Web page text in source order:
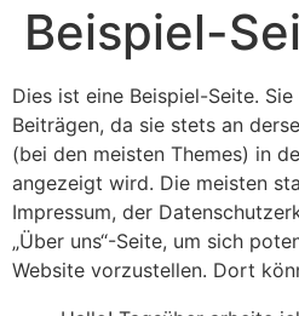
Beispiel-
Dies ist eine Beispiel-Seite.
Beiträgen, da sie stets an
(bei den meisten Themes) in
angezeigt wird. Die meisten
Impressum, der
„Über uns“-Seite, um sich
Website vorzustellen. Dort